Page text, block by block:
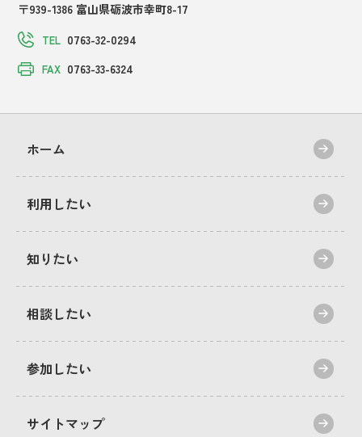
〒939-1386 富山県砺波市幸町8-17
TEL 0763-32-0294
FAX 0763-33-6324
ホーム
利用したい
知りたい
相談したい
参加したい
サイトマップ